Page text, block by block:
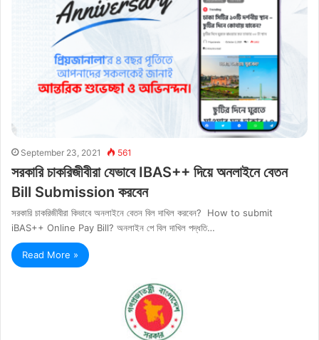
September 23, 2021 561
সরকারি চাকরিজীবীরা যেভাবে IBAS++ দিয়ে অনলাইনে বেতন
Bill Submission করবেন
সরকারি চাকরিজীবীরা কিভাবে অনলাইনে বেতন বিল দাখিল করবেন? How to submit
iBAS++ Online Pay Bill? অনলাইন পে বিল দাখিল পদ্ধতি…
Read More »